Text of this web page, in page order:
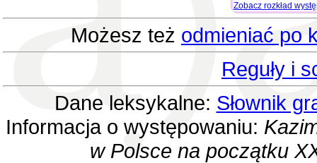
Zobacz rozkład
Możesz też odmieniać po
Reguły i
Dane leksykalne: Słownik
Informacja o występowaniu:
w Polsce na początku